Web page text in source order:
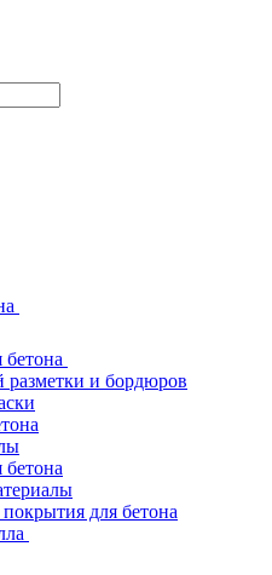
разметки и бордюров
для бетона